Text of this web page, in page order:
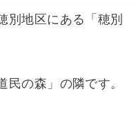
別地区にある「穂別
の森」の隣です。